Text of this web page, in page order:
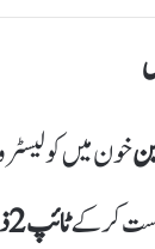
خون میں
کر کےٹائپ 2 ذیابطیس